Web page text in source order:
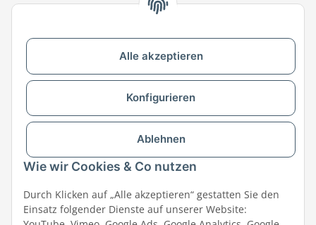
Alle akzeptieren
Konfigurieren
Ablehnen
Wie wir Cookies & Co nutzen
Durch Klicken auf „Alle akzeptieren“ gestatten Sie den
Einsatz folgender Dienste auf unserer Website:
MEGAZOO in Ihrer Nähe
Zu MEGAZOO-nord.de wechseln
Versandpartner & Zahlungsmöglichkeiten